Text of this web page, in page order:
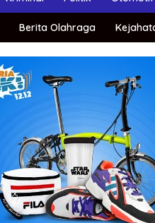
Berita Olahraga